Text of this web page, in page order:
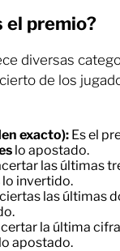
el premio?
diversas
de los
exacto): Es el
lo apostado.
las últimas
lo invertido.
las últimas
la última cifra
lo apostado.